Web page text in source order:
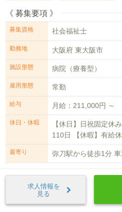
《 募集要項 》
募集資格 社会福祉士
勤務地 大阪府 東大阪市
施設形態 病院（療養型）
雇用形態 常勤
給与 月給：211,000円 ～
休日・休暇
【休日】日祝固定
110日 【休暇】有給
最寄り 弥刀駅から徒歩1分 車
求人情報を
見る